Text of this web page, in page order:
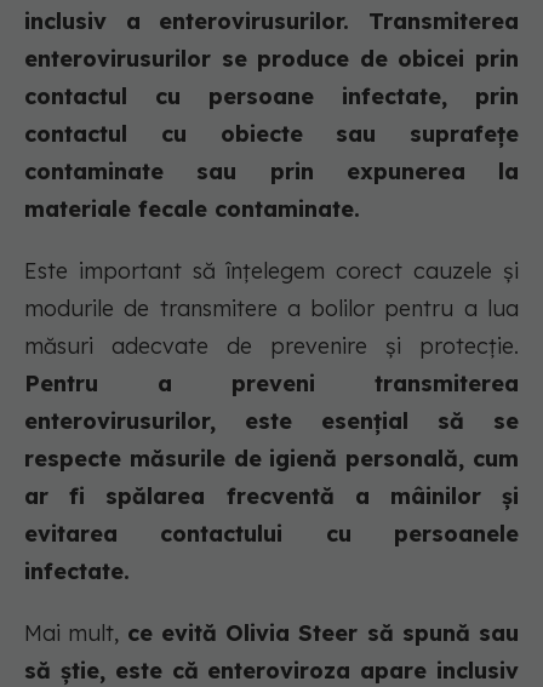
inclusiv a enterovirusurilor. Transmiterea
enterovirusurilor se produce de obicei prin
contactul cu persoane infectate, prin
contactul cu obiecte sau suprafețe
contaminate sau prin expunerea la
materiale fecale contaminate.
Este important să înțelegem corect cauzele și
modurile de transmitere a bolilor pentru a lua
măsuri adecvate de prevenire și protecție.
Pentru a preveni transmiterea
enterovirusurilor, este esențial să se
respecte măsurile de igienă personală, cum
ar fi spălarea frecventă a mâinilor și
evitarea contactului cu persoanele
infectate.
Mai mult, ce evită Olivia Steer să spună sau
să știe, este că enteroviroza apare inclusiv